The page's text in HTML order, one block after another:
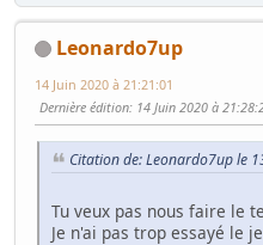
Leonardo7up
14 Juin 2020 à 21:21:01
Dernière édition: 14 Juin 2020 à
Citation de: Leonardo7up le
Tu veux pas nous faire le
Je n'ai pas trop essayé le